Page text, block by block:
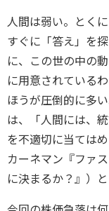
人間は弱い。とく
すぐに「答え」を
に、この世の中の
に用意されている
ほうが圧倒的に多
は、「人間には、
を不適切に当ては
カーネマン『ファ
に決まるか？』）